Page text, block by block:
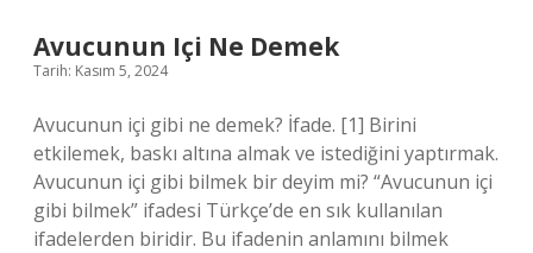
Avucunun Içi Ne Demek
Tarih: Kasım 5, 2024
Avucunun içi gibi ne demek? İfade. [1] Birini
etkilemek, baskı altına almak ve istediğini yaptırmak.
Avucunun içi gibi bilmek bir deyim mi? “Avucunun içi
gibi bilmek” ifadesi Türkçe’de en sık kullanılan
ifadelerden biridir. Bu ifadenin anlamını bilmek